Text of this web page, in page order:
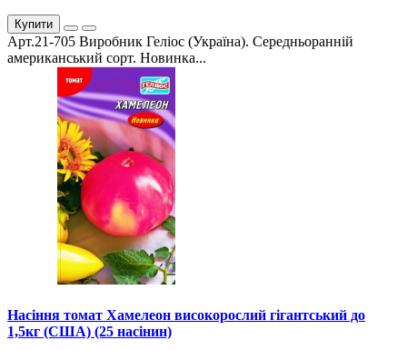
Купити
Арт.21-705 Виробник Геліос (Україна). Середньоранній
американський сорт. Новинка...
Насіння томат Хамелеон високорослий гігантський до
1,5кг (США) (25 насінин)